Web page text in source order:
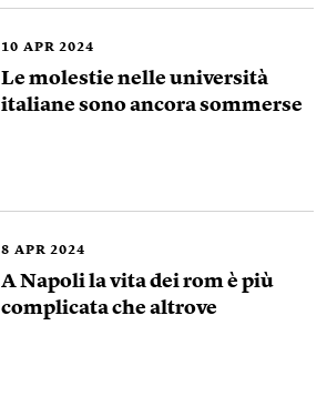
10 APR 2024
Le molestie nelle università
italiane sono ancora sommerse
8 APR 2024
A Napoli la vita dei rom è più
complicata che altrove